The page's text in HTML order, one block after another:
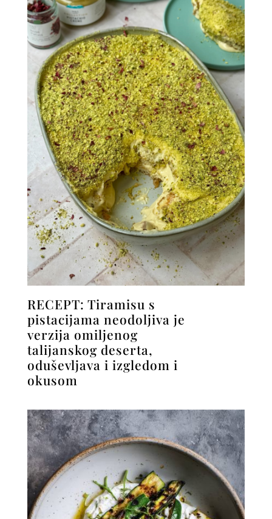
RECEPT: Tiramisu s
pistacijama neodoljiva je
verzija omiljenog
talijanskog deserta,
oduševljava i izgledom i
okusom